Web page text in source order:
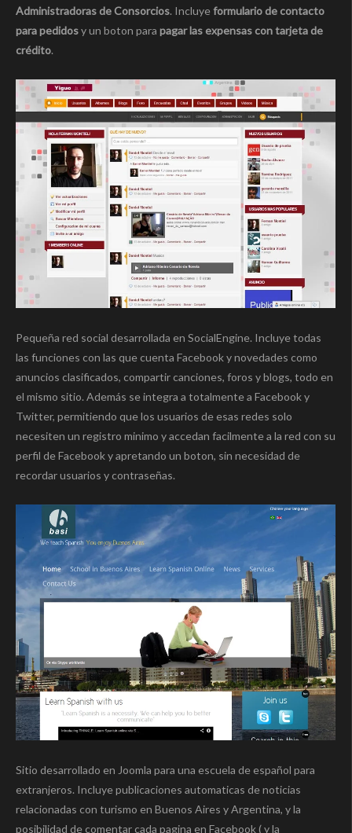
Administradoras de Consorcios. Incluyeformulario de contacto
para pedidosy un boton para pagar las expensas con tarjeta de
crédito.
Pequeña red social desarrollada en SocialEngine. Incluye todas
las funciones con las que cuenta Facebook y novedades como
anuncios clasificados, compartir canciones, foros y blogs, todo en
el mismo sitio. Además se integra a totalmente a Facebook y
Twitter, permitiendo que los usuarios de esas redes solo
necesiten un registro minimo y accedan facilmente a la red con su
perfil de Facebook y apretando un boton, sin necesidad de
recordar usuarios y contraseñas.
Sitio desarrollado en Joomla para una escuela de español para
extranjeros. Incluye publicaciones automaticas de noticias
relacionadas con turismo en Buenos Aires y Argentina, y la
posibilidad de comentar cada pagina en Facebook ( y la